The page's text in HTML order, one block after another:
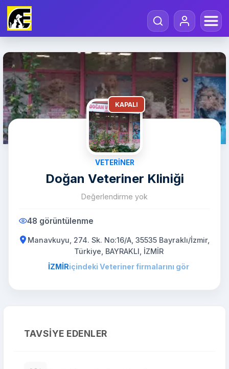
KAPALI
VETERINER
Doğan Veteriner Kliniği
Değerlendirme yok
48 görüntülenme
Manavkuyu, 274. Sk. No:16/A, 35535 Bayraklı/İzmir,
Türkiye, BAYRAKLI, İZMİR
İZMİRiçindeki Veteriner firmalarını gör
TAVSIYE EDENLER